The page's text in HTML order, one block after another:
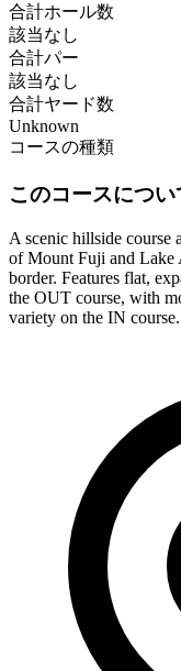
合計ホール数
該当なし
合計パー
該当なし
合計ヤード数
Unknown
コースの種類
このコースについ
A scenic hillside course
of Mount Fuji and Lake
border. Features flat,
the OUT course, with
variety on the IN course.